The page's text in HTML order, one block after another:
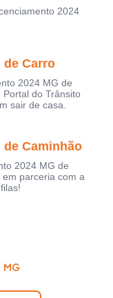
2024
de Carro
2024 MG de
do Trânsito
sair de casa.
de Caminhão
2024 MG de
parceria com a